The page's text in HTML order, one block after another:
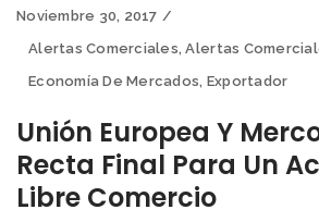
Noviembre 30, 2017
Alertas Comerciales,Alertas
Economía De Mercados, Exportador
Unión Europea Y
Recta Final Para Un
Libre Comercio